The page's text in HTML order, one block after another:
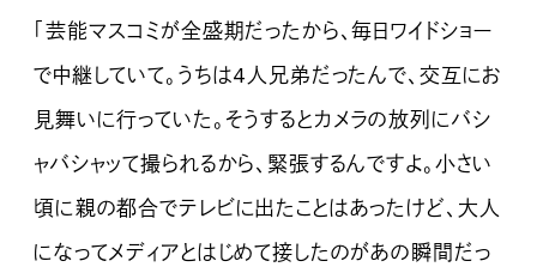
「芸能マスコミが全盛期だったから、毎日ワイドショー
で中継していて。うちは4人兄弟だったんで、交互にお
見舞いに行っていた。そうするとカメラの放列にバシ
ャバシャッて撮られるから、緊張するんですよ。小さい
頃に親の都合でテレビに出たことはあったけど、大人
になってメディアとはじめて接したのがあの瞬間だっ